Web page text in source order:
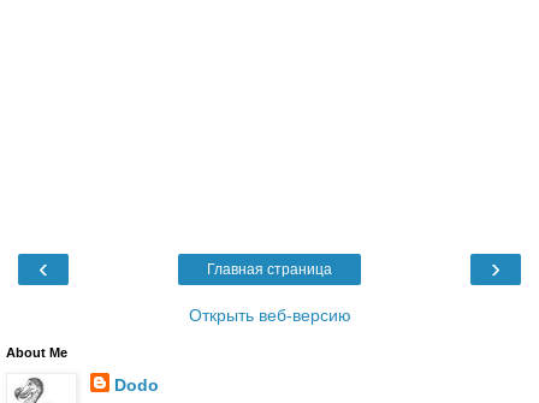
‹ ›
Главная страница
Открыть веб-версию
About Me
Dodo